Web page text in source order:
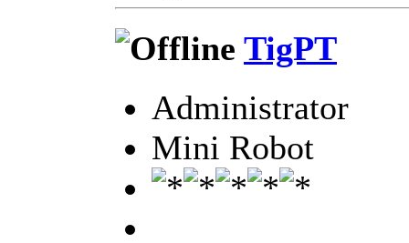
TigPT
Administrator
Mini Robot